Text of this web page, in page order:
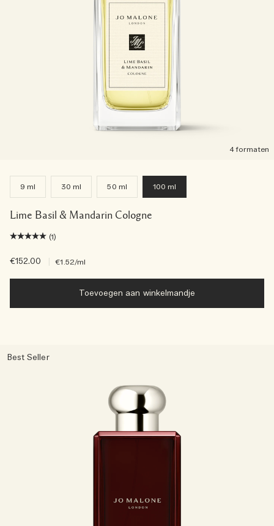
4 formaten
9 ml 30 ml 50 ml 100 ml
Lime Basil & Mandarin Cologne
(1)
€152.00 €1.52/ml
Toevoegen aan winkelmandje
Best Seller